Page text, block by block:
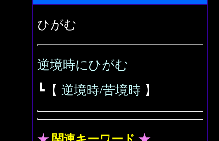
ひがむ
逆境時にひがむ
┗【 逆境時/苦境時 】